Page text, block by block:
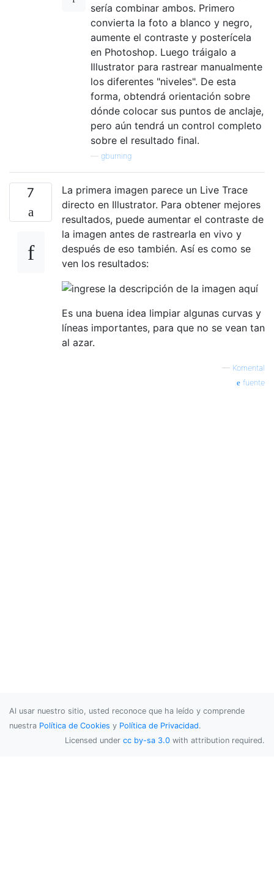
sería combinar ambos. Primero
convierta la foto a blanco y negro,
aumente el contraste y posterícela
en Photoshop. Luego tráigalo a
Illustrator para rastrear manualmente
los diferentes "niveles". De esta
forma, obtendrá orientación sobre
dónde colocar sus puntos de anclaje,
pero aún tendrá un control completo
sobre el resultado final.
gburning
7
La primera imagen parece un Live Trace
directo en Illustrator. Para obtener mejores
resultados, puede aumentar el contraste de
la imagen antes de rastrearla en vivo y
después de eso también. Así es como se
ven los resultados:
Es una buena idea limpiar algunas curvas y
líneas importantes, para que no se vean tan
al azar.
— Komental
fuente
Al usar nuestro sitio, usted reconoce que ha leído y comprende
nuestra Política de Cookies y Política de Privacidad.
Licensed under cc by-sa 3.0 with attribution required.